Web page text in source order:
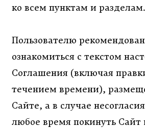
ко всем пунктам и разделам.
Пользователю
ознакомиться с текстом
Соглашения (включая
течением времени),
Сайте, а в случае
любое время покинуть Сайт